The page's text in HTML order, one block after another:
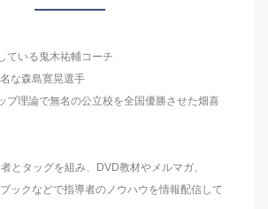
ている鬼木祐輔コーチ
な森島寛晃選手
プ理論で無名の公立校を全国優勝させた畑喜
とタッグを組み、DVD教材やメルマガ、
ックなどで指導者のノウハウを情報配信して